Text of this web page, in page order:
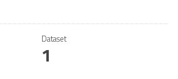
Dataset
1